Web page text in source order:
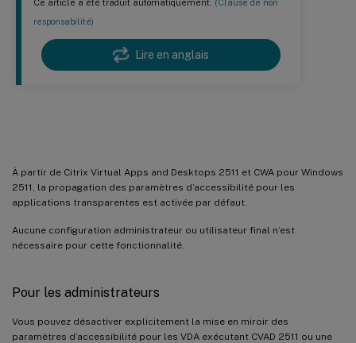
Ce article a été traduit automatiquement. (Clause de non
responsabilité)
Lire en anglais
À partir de Citrix Virtual Apps and Desktops 2511 et CWA pour Windows
2511, la propagation des paramètres d’accessibilité pour les
applications transparentes est activée par défaut.
Aucune configuration administrateur ou utilisateur final n’est
nécessaire pour cette fonctionnalité.
Pour les administrateurs
Vous pouvez désactiver explicitement la mise en miroir des
paramètres d’accessibilité pour les VDA exécutant CVAD 2511 ou une